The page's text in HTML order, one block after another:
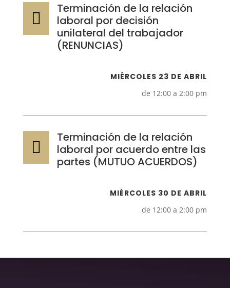

Terminación de la relación
laboral por decisión
unilateral del trabajador
(RENUNCIAS)
MIÉRCOLES 23 DE ABRIL
de 12:00 a 2:00 pm

Terminación de la relación
laboral por acuerdo entre las
partes (MUTUO ACUERDOS)
MIÉRCOLES 30 DE ABRIL
de 12:00 a 2:00 pm